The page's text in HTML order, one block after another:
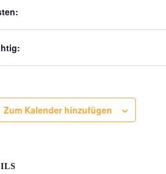
Zum Kalender hinzufügen